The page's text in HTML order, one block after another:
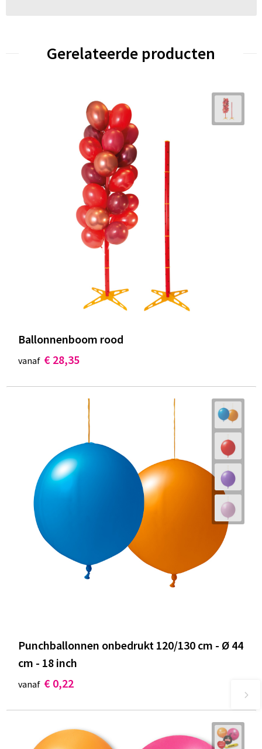
Gerelateerde producten
Ballonnenboom rood
vanaf € 28,35
Punchballonnen onbedrukt 120/130 cm - Ø 44
cm - 18 inch
vanaf € 0,22